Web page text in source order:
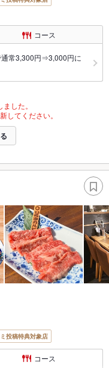
コース
通常3,300円⇒3,000円に
した。
してください。
投稿特典対象店
コース